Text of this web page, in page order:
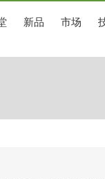
新品 市场